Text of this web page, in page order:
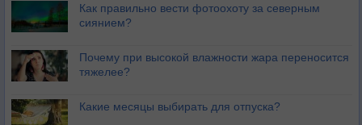
Как правильно вести фотоохоту за северным
сиянием?
Почему при высокой влажности жара переносится
тяжелее?
Какие месяцы выбирать для отпуска?